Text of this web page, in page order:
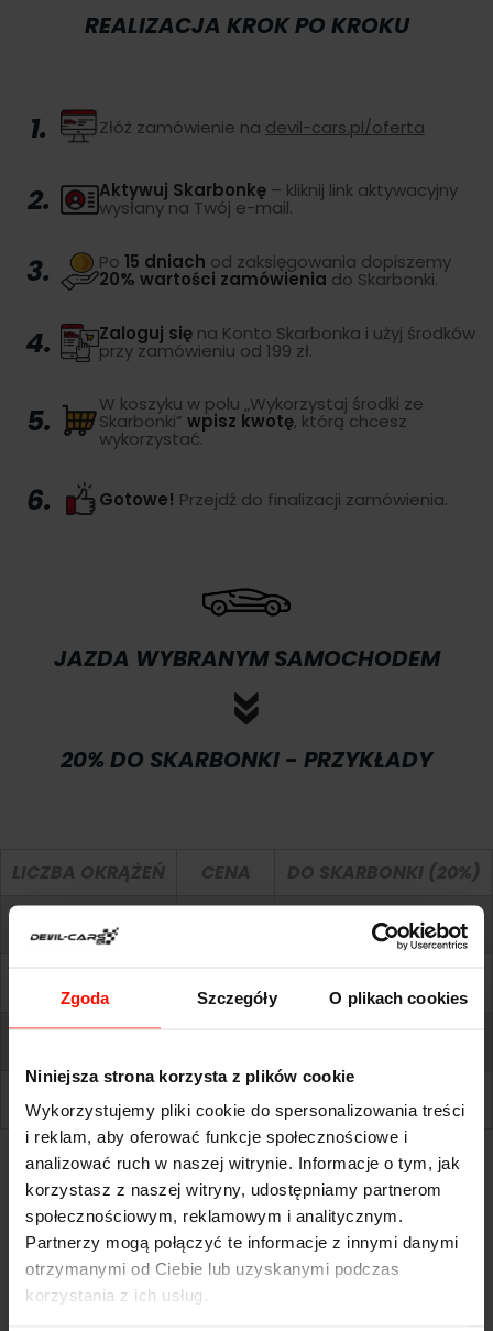
Zgoda Szczegóły O plikach cookies
Niniejsza strona korzysta z plików cookie
Wykorzystujemy pliki cookie do spersonalizowania treści
i reklam, aby oferować funkcje społecznościowe i
analizować ruch w naszej witrynie. Informacje o tym, jak
korzystasz z naszej witryny, udostępniamy partnerom
społecznościowym, reklamowym i analitycznym.
Partnerzy mogą połączyć te informacje z innymi danymi
otrzymanymi od Ciebie lub uzyskanymi podczas
korzystania z ich usług.
REALIZACJA KROK PO KROKU
1. Złóż zamówienie na devil-cars.pl/oferta
2. Aktywuj Skarbonkę – kliknij link aktywacyjny
wysłany na Twój e-mail.
3. Po 15 dniach od zaksięgowania dopiszemy
20% wartości zamówienia do Skarbonki.
4. Zaloguj się na Konto Skarbonka i użyj środków
przy zamówieniu od 199 zł.
5. W koszyku w polu „Wykorzystaj środki ze
Skarbonki” wpisz kwotę, którą chcesz
wykorzystać.
6. Gotowe! Przejdź do finalizacji zamówienia.
JAZDA WYBRANYM SAMOCHODEM
20% DO SKARBONKI - PRZYKŁADY
LICZBA OKRĄŻEŃ CENA DO SKARBONKI (20%)
93,80 zł
4
1459 zł 291,80 zł